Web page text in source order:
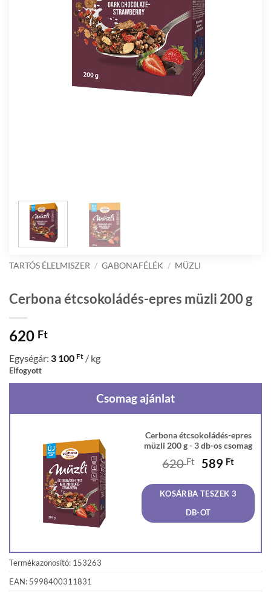
TARTÓS ÉLELMISZER / GABONAFÉLÉK / MÜZLI
Cerbona étcsokoládés-epres müzli 200 g
620 Ft
Egységár: 3 100 Ft / kg
Elfogyott
Csomag ajánlat
Cerbona étcsokoládés-epres
müzli 200 g - 3 db-os csomag
620Ft
Original
was:
620 Ft.
589 Ft
is:
589
KOSÁRBA TESZEK 3
DB-OT
Termékazonosító: 153263
EAN: 5998400311831